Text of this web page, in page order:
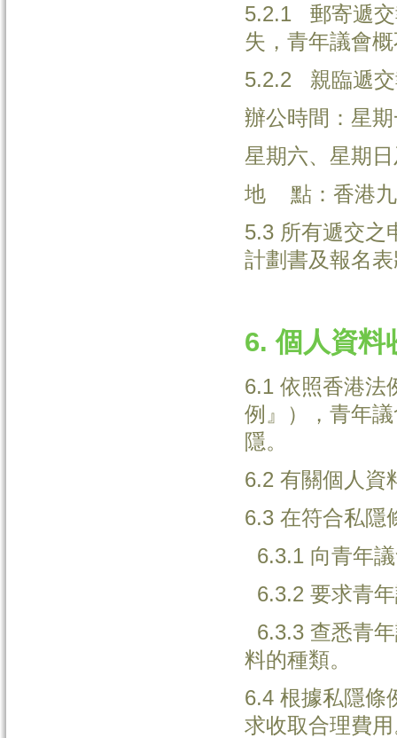
5.2.1 郵寄遞交
失，青年議會
5.2.2 親臨遞交
辦公時間：星
星期六、星期
地 點：香港九
5.3 所有遞交之
計劃書及報名
6. 個人資料
6.1 依照香港法
例』），青年
隱。
6.2 有關個人資
6.3 在符合私隱
6.3.1 向青年
6.3.2 要求青
6.3.3 查悉青
料的種類。
6.4 根據私隱條
求收取合理費